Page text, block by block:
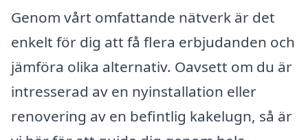
Genom vårt omfattande nätverk är det
enkelt för dig att få flera erbjudanden och
jämföra olika alternativ. Oavsett om du är
intresserad av en nyinstallation eller
renovering av en befintlig kakelugn, så är